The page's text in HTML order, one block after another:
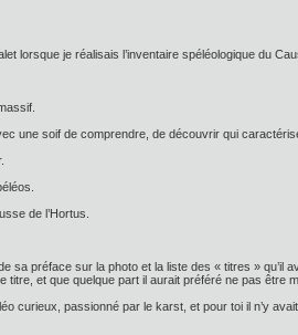
lorsque je réalisais l’inventaire spéléologique du
une soif de comprendre, de découvrir qui
de l’Hortus.
sa préface sur la photo et la liste des « titres » qu’il
titre, et que quelque part il aurait préféré ne pas être
curieux, passionné par le karst, et pour toi il n’y